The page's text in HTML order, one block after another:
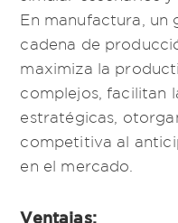
En manufactura, un
cadena de
maximiza la
complejos, facilitan
estratégicas,
competitiva al
en el mercado.
Ventajas: